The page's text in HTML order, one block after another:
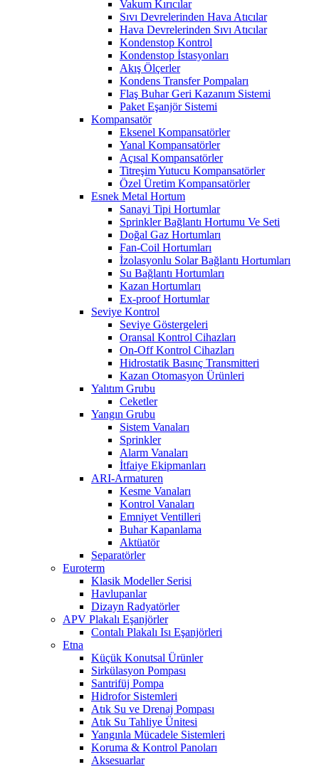
Vakum Kırıcılar
Sıvı Devrelerinden Hava Atıcılar
Hava Devrelerinden Sıvı Atıcılar
Kondenstop Kontrol
Kondenstop İstasyonları
Akış Ölçerler
Kondens Transfer Pompaları
Flaş Buhar Geri Kazanım Sistemi
Paket Eşanjör Sistemi
Kompansatör
Eksenel Kompansatörler
Yanal Kompansatörler
Açısal Kompansatörler
Titreşim Yutucu Kompansatörler
Özel Üretim Kompansatörler
Esnek Metal Hortum
Sanayi Tipi Hortumlar
Sprinkler Bağlantı Hortumu Ve Seti
Doğal Gaz Hortumları
Fan-Coil Hortumları
İzolasyonlu Solar Bağlantı Hortumları
Su Bağlantı Hortumları
Kazan Hortumları
Ex-proof Hortumlar
Seviye Kontrol
Seviye Göstergeleri
Oransal Kontrol Cihazları
On-Off Kontrol Cihazları
Hidrostatik Basınç Transmitteri
Kazan Otomasyon Ürünleri
Yalıtım Grubu
Ceketler
Yangın Grubu
Sistem Vanaları
Sprinkler
Alarm Vanaları
İtfaiye Ekipmanları
ARI-Armaturen
Kesme Vanaları
Kontrol Vanaları
Emniyet Ventilleri
Buhar Kapanlama
Aktüatör
Separatörler
Euroterm
Klasik Modeller Serisi
Havlupanlar
Dizayn Radyatörler
APV Plakalı Eşanjörler
Contalı Plakalı Isı Eşanjörleri
Etna
Küçük Konutsal Ürünler
Sirkülasyon Pompası
Santrifüj Pompa
Hidrofor Sistemleri
Atık Su ve Drenaj Pompası
Atık Su Tahliye Ünitesi
Yangınla Mücadele Sistemleri
Koruma & Kontrol Panoları
Aksesuarlar